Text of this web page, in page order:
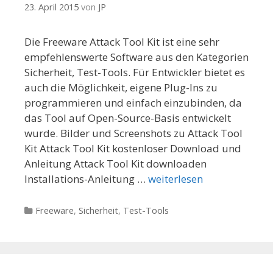
23. April 2015 von JP
Die Freeware Attack Tool Kit ist eine sehr
empfehlenswerte Software aus den Kategorien
Sicherheit, Test-Tools. Für Entwickler bietet es
auch die Möglichkeit, eigene Plug-Ins zu
programmieren und einfach einzubinden, da
das Tool auf Open-Source-Basis entwickelt
wurde. Bilder und Screenshots zu Attack Tool
Kit Attack Tool Kit kostenloser Download und
Anleitung Attack Tool Kit downloaden
Installations-Anleitung … weiterlesen
Kategorien
Freeware, Sicherheit, Test-Tools